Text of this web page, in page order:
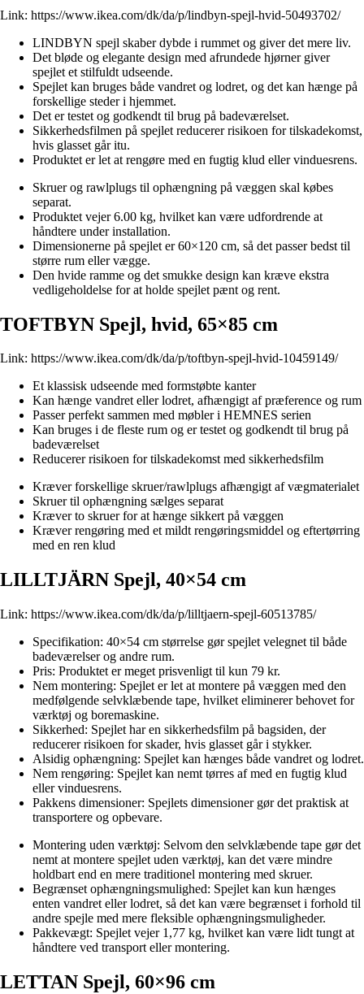
Link: https://www.ikea.com/dk/da/p/lindbyn-spejl-hvid-50493702/
LINDBYN spejl skaber dybde i rummet og giver det mere liv.
Det bløde og elegante design med afrundede hjørner giver
spejlet et stilfuldt udseende.
Spejlet kan bruges både vandret og lodret, og det kan hænge på
forskellige steder i hjemmet.
Det er testet og godkendt til brug på badeværelset.
Sikkerhedsfilmen på spejlet reducerer risikoen for tilskadekomst,
hvis glasset går itu.
Produktet er let at rengøre med en fugtig klud eller vinduesrens.
Skruer og rawlplugs til ophængning på væggen skal købes
separat.
Produktet vejer 6.00 kg, hvilket kan være udfordrende at
håndtere under installation.
Dimensionerne på spejlet er 60×120 cm, så det passer bedst til
større rum eller vægge.
Den hvide ramme og det smukke design kan kræve ekstra
vedligeholdelse for at holde spejlet pænt og rent.
TOFTBYN Spejl, hvid, 65×85 cm
Link: https://www.ikea.com/dk/da/p/toftbyn-spejl-hvid-10459149/
Et klassisk udseende med formstøbte kanter
Kan hænge vandret eller lodret, afhængigt af præference og rum
Passer perfekt sammen med møbler i HEMNES serien
Kan bruges i de fleste rum og er testet og godkendt til brug på
badeværelset
Reducerer risikoen for tilskadekomst med sikkerhedsfilm
Kræver forskellige skruer/rawlplugs afhængigt af vægmaterialet
Skruer til ophængning sælges separat
Kræver to skruer for at hænge sikkert på væggen
Kræver rengøring med et mildt rengøringsmiddel og eftertørring
med en ren klud
LILLTJÄRN Spejl, 40×54 cm
Link: https://www.ikea.com/dk/da/p/lilltjaern-spejl-60513785/
Specifikation: 40×54 cm størrelse gør spejlet velegnet til både
badeværelser og andre rum.
Pris: Produktet er meget prisvenligt til kun 79 kr.
Nem montering: Spejlet er let at montere på væggen med den
medfølgende selvklæbende tape, hvilket eliminerer behovet for
værktøj og boremaskine.
Sikkerhed: Spejlet har en sikkerhedsfilm på bagsiden, der
reducerer risikoen for skader, hvis glasset går i stykker.
Alsidig ophængning: Spejlet kan hænges både vandret og lodret.
Nem rengøring: Spejlet kan nemt tørres af med en fugtig klud
eller vinduesrens.
Pakkens dimensioner: Spejlets dimensioner gør det praktisk at
transportere og opbevare.
Montering uden værktøj: Selvom den selvklæbende tape gør det
nemt at montere spejlet uden værktøj, kan det være mindre
holdbart end en mere traditionel montering med skruer.
Begrænset ophængningsmulighed: Spejlet kan kun hænges
enten vandret eller lodret, så det kan være begrænset i forhold til
andre spejle med mere fleksible ophængningsmuligheder.
Pakkevægt: Spejlet vejer 1,77 kg, hvilket kan være lidt tungt at
håndtere ved transport eller montering.
LETTAN Spejl, 60×96 cm